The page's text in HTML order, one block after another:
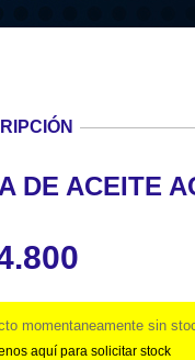
DE ACEITE
momentaneamente sin
aquí para solicitar stock